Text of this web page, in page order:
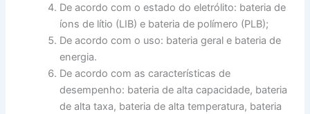
De acordo com o estado do eletrólito: bateria de
íons de lítio (LIB) e bateria de polímero (PLB);
De acordo com o uso: bateria geral e bateria de
energia.
De acordo com as características de
desempenho: bateria de alta capacidade, bateria
de alta taxa, bateria de alta temperatura, bateria